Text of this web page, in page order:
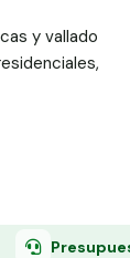
y vallado